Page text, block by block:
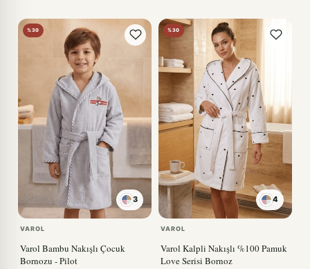
%30
3
VAROL
Varol Bambu Nakışlı Çocuk
Bornozu - Pilot
%30
4
KIRMIZI
VAROL
Varol Kalpli Nakışlı %100 Pamuk
Love Serisi Bornoz